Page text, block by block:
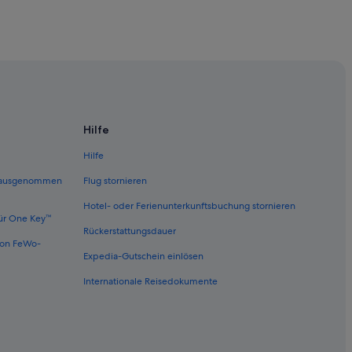
One Key™
FeWo-
Hilfe
Hilfe
Flug stornieren
Hotel- oder Ferienunterkunftsbuchung stornieren
Rückerstattungsdauer
Expedia-Gutschein einlösen
Internationale Reisedokumente